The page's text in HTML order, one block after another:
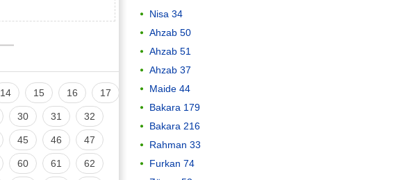
14 15 16 17
30 31 32
45 46 47
60 61 62
Nisa 34
Ahzab 50
Ahzab 51
Ahzab 37
Maide 44
Bakara 179
Bakara 216
Rahman 33
Furkan 74